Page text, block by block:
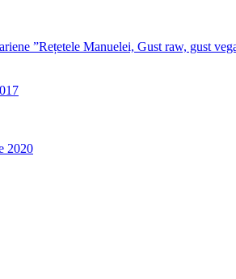
”Rețetele Manuelei, Gust raw, gust
2020